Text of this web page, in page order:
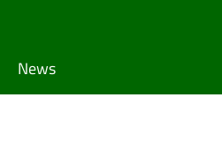
News